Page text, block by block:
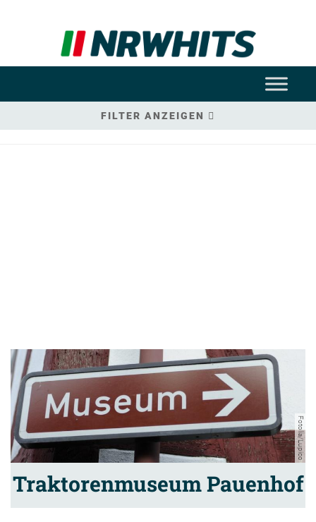
FILTER ANZEIGEN
Fotolia/Lupico
Traktorenmuseum Pauenhof